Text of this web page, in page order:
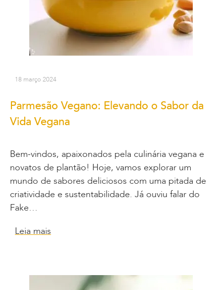
18 março 2024
Parmesão Vegano: Elevando o Sabor da
Vida Vegana
Bem-vindos, apaixonados pela culinária vegana e
novatos de plantão! Hoje, vamos explorar um
mundo de sabores deliciosos com uma pitada de
criatividade e sustentabilidade. Já ouviu falar do
Fake…
Leia mais